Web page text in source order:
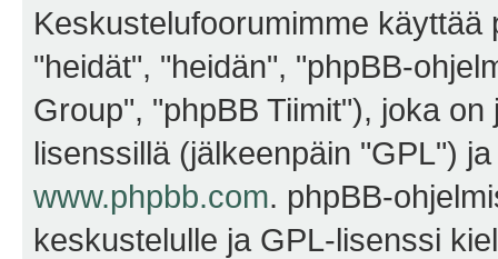
Keskustelufoorumimme
"heidät", "heidän", "phpBB-
Group", "phpBB Tiimit"), joka on
lisenssillä (jälkeenpäin "GPL")
www.phpbb.com. phpBB-
keskustelulle ja GPL-lisenssi